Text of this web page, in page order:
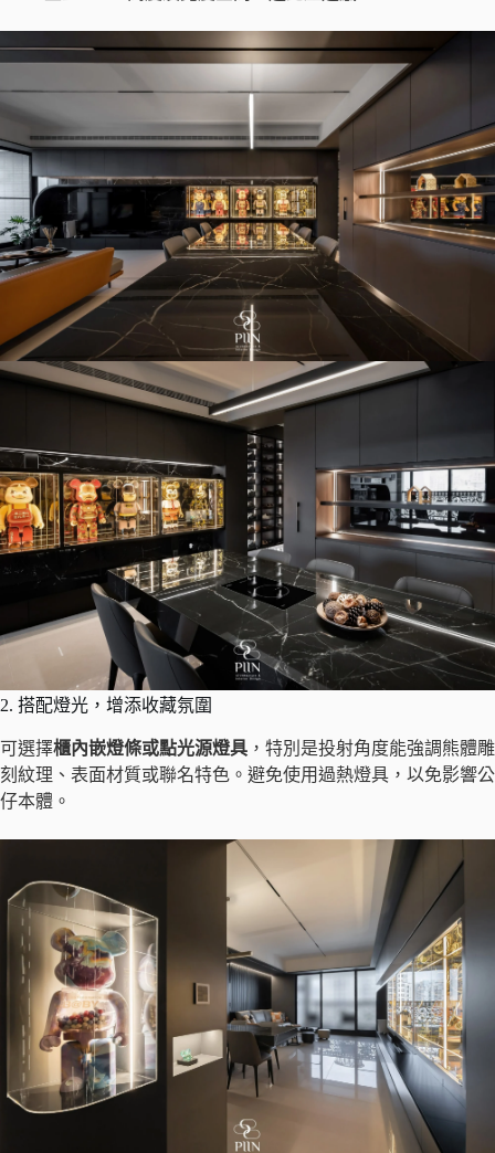
2. 搭配燈光，增添收藏氛圍
可選擇櫃內嵌燈條或點光源燈具 ，特別是投射角度能強調熊體雕
刻紋理、表面材質或聯名特色。避免使用過熱燈具，以免影響公
仔本體。